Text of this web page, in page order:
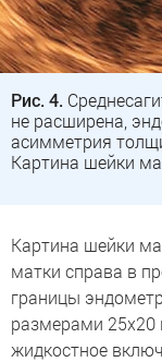
Рис. 4.
не расширена,
асимметрия
Картина шейки
Картина шейки
матки справа в
границы
размерами 25х20
жидкостное